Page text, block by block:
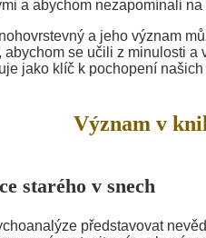
a abychom nezapomínali
a jeho význam
abychom se učili z minulosti
jako klíč k pochopení
Význam v
starého v snech
představovat